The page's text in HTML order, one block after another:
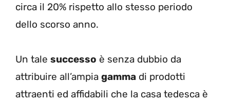
circa il 20% rispetto allo stesso periodo
dello scorso anno.
Un tale successo è senza dubbio da
attribuire all’ampia gamma di prodotti
attraenti ed affidabili che la casa tedesca è